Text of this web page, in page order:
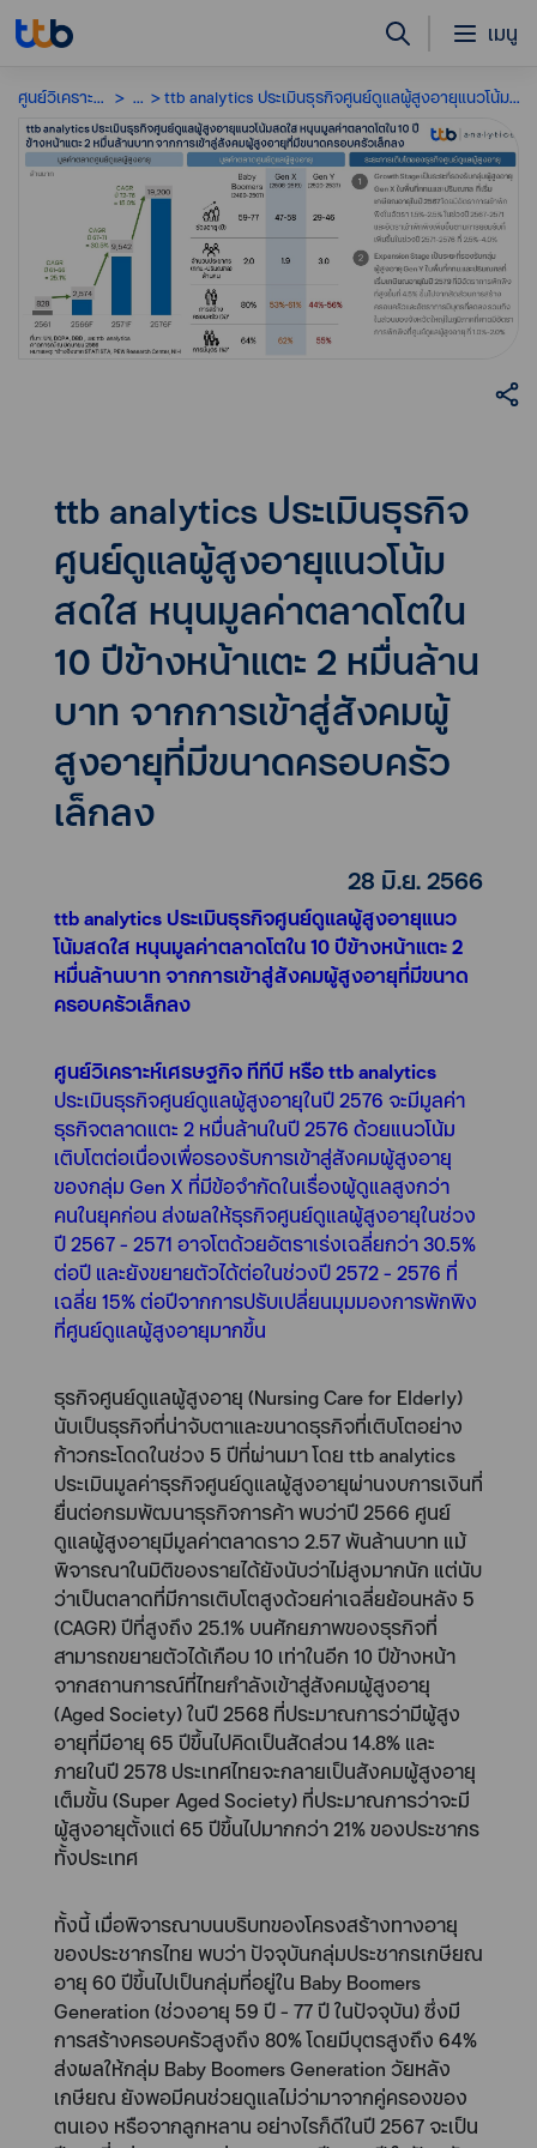
เมนู
ศูนย์วิเคราะห์เศรษฐกิจ ... ttb analytics ประเมินธุรกิจศูนย์ดูแลผู้สูงอายุแนวโน้มสดใส หนุนมูลค่าตลาดโตใน 10 ปีข้างหน้าแตะ 2 หมื่นล้านบาท จากการเข้าสู่สังคมผู้สูงอายุที่มีขนาดครอบครัวเล็กลง
ttb analytics ประเมินธุรกิจ
ศูนย์ดูแลผู้สูงอายุแนวโน้ม
สดใส หนุนมูลค่าตลาดโตใน
10 ปีข้างหน้าแตะ 2 หมื่นล้าน
บาท จากการเข้าสู่สังคมผู้
สูงอายุที่มีขนาดครอบครัว
เล็กลง
28 มิ.ย. 2566
ttb analytics ประเมินธุรกิจศูนย์ดูแลผู้สูงอายุแนว
โน้มสดใส หนุนมูลค่าตลาดโตใน 10 ปีข้างหน้าแตะ 2
หมื่นล้านบาท จากการเข้าสู่สังคมผู้สูงอายุที่มีขนาด
ครอบครัวเล็กลง
ศูนย์วิเคราะห์เศรษฐกิจ ทีทีบี หรือ ttb analytics
ประเมินธุรกิจศูนย์ดูแลผู้สูงอายุในปี 2576 จะมีมูลค่า
ธุรกิจตลาดแตะ 2 หมื่นล้านในปี 2576 ด้วยแนวโน้ม
เติบโตต่อเนื่องเพื่อรองรับการเข้าสู่สังคมผู้สูงอายุ
ของกลุ่ม Gen X ที่มีข้อจำกัดในเรื่องผู้ดูแลสูงกว่า
คนในยุคก่อน ส่งผลให้ธุรกิจศูนย์ดูแลผู้สูงอายุในช่วง
ปี 2567 - 2571 อาจโตด้วยอัตราเร่งเฉลี่ยกว่า 30.5%
ต่อปี และยังขยายตัวได้ต่อในช่วงปี 2572 - 2576 ที่
เฉลี่ย 15% ต่อปีจากการปรับเปลี่ยนมุมมองการพักพิง
ที่ศูนย์ดูแลผู้สูงอายุมากขึ้น
ธุรกิจศูนย์ดูแลผู้สูงอายุ (Nursing Care for Elderly)
นับเป็นธุรกิจที่น่าจับตาและขนาดธุรกิจที่เติบโตอย่าง
ก้าวกระโดดในช่วง 5 ปีที่ผ่านมา โดย ttb analytics
ประเมินมูลค่าธุรกิจศูนย์ดูแลผู้สูงอายุผ่านงบการเงินที่
ยื่นต่อกรมพัฒนาธุรกิจการค้า พบว่าปี 2566 ศูนย์
ดูแลผู้สูงอายุมีมูลค่าตลาดราว 2.57 พันล้านบาท แม้
พิจารณาในมิติของรายได้ยังนับว่าไม่สูงมากนัก แต่นับ
ว่าเป็นตลาดที่มีการเติบโตสูงด้วยค่าเฉลี่ยย้อนหลัง 5
(CAGR) ปีที่สูงถึง 25.1% บนศักยภาพของธุรกิจที่
สามารถขยายตัวได้เกือบ 10 เท่าในอีก 10 ปีข้างหน้า
จากสถานการณ์ที่ไทยกำลังเข้าสู่สังคมผู้สูงอายุ
(Aged Society) ในปี 2568 ที่ประมาณการว่ามีผู้สูง
อายุที่มีอายุ 65 ปีขึ้นไปคิดเป็นสัดส่วน 14.8% และ
ภายในปี 2578 ประเทศไทยจะกลายเป็นสังคมผู้สูงอายุ
เต็มขั้น (Super Aged Society) ที่ประมาณการว่าจะมี
ผู้สูงอายุตั้งแต่ 65 ปีขึ้นไปมากกว่า 21% ของประชากร
ทั้งประเทศ
ทั้งนี้ เมื่อพิจารณาบนบริบทของโครงสร้างทางอายุ
ของประชากรไทย พบว่า ปัจจุบันกลุ่มประชากรเกษียณ
อายุ 60 ปีขึ้นไปเป็นกลุ่มที่อยู่ใน Baby Boomers
Generation (ช่วงอายุ 59 ปี - 77 ปี ในปัจจุบัน) ซึ่งมี
การสร้างครอบครัวสูงถึง 80% โดยมีบุตรสูงถึง 64%
ส่งผลให้กลุ่ม Baby Boomers Generation วัยหลัง
เกษียณ ยังพอมีคนช่วยดูแลไม่ว่ามาจากคู่ครองของ
ตนเอง หรือจากลูกหลาน อย่างไรก็ดีในปี 2567 จะเป็น